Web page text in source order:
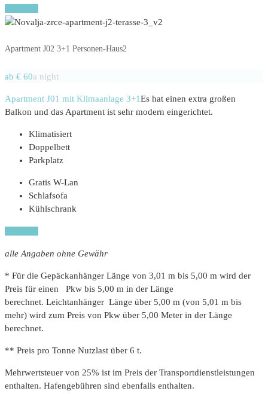
Apartment J02 3+1 Personen-Haus2
ab € 60a night
Apartment J01 mit Klimaanlage 3+1Es hat einen extra großen
Balkon und das Apartment ist sehr modern eingerichtet.
Klimatisiert
Doppelbett
Parkplatz
Gratis W-Lan
Schlafsofa
Kühlschrank
alle Angaben ohne Gewähr
* Für die Gepäckanhänger Länge von 3,01 m bis 5,00 m wird der
Preis für einen Pkw bis 5,00 m in der Länge
berechnet. Leichtanhänger Länge über 5,00 m (von 5,01 m bis
mehr) wird zum Preis von Pkw über 5,00 Meter in der Länge
berechnet.
** Preis pro Tonne Nutzlast über 6 t.
Mehrwertsteuer von 25% ist im Preis der Transportdienstleistungen
enthalten. Hafengebühren sind ebenfalls enthalten.